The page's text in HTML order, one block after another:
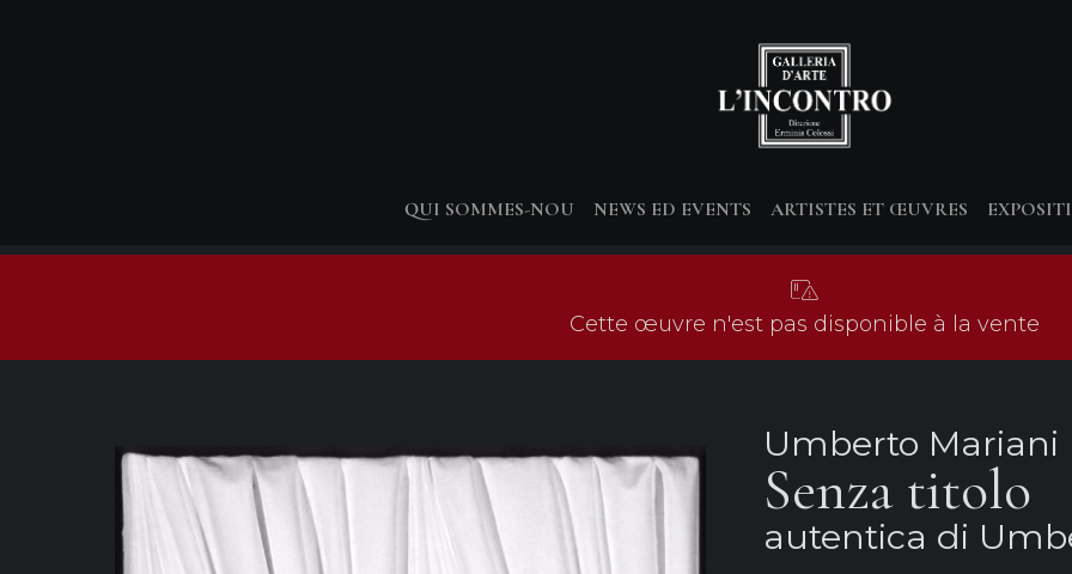
QUI SOMMES-NOU NEWS ED EVENTS ARTISTES ET ŒUVRES
Cette œuvre n'est pas disponible à la vente
Umberto Mariani
Senza titolo
autentica di